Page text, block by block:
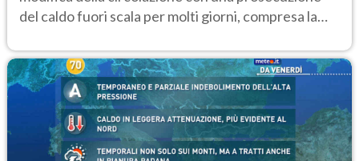
del caldo fuori scala per molti giorni, compresa la